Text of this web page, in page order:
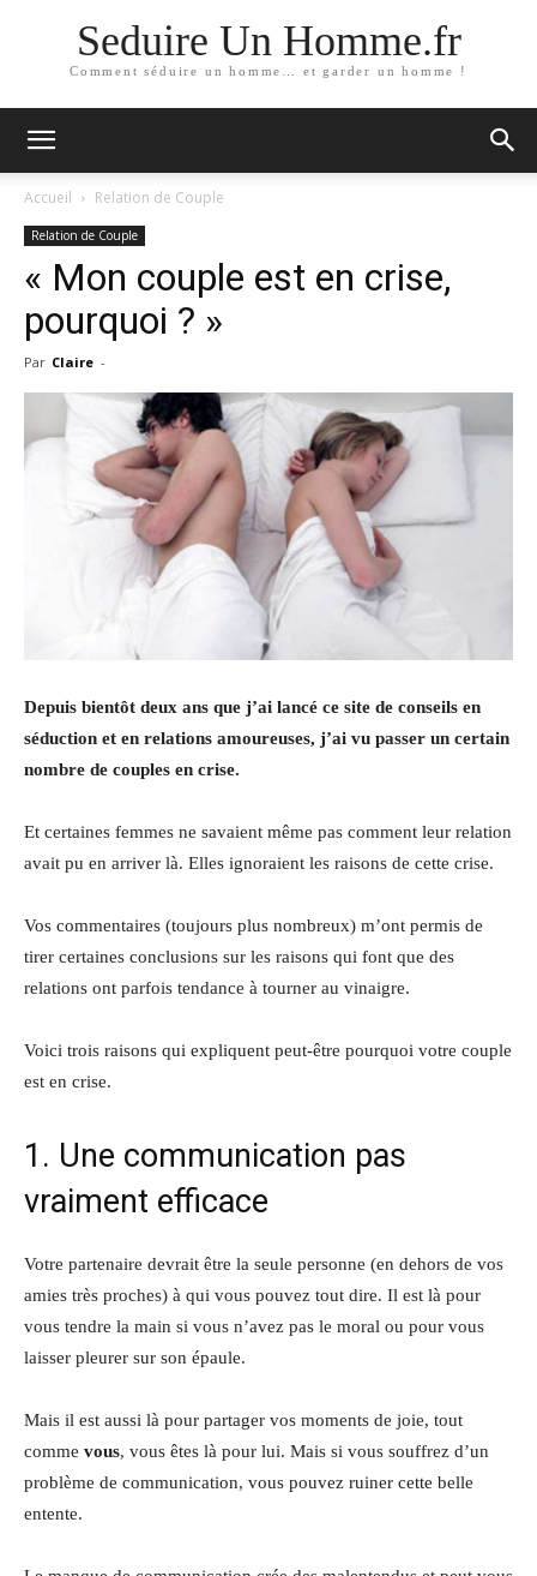
Seduire Un Homme.fr
Comment séduire un homme… et garder un homme !
Accueil Relation de Couple
Relation de Couple
« Mon couple est en crise,
pourquoi ? »
Par Claire -
Depuis bientôt deux ans que j’ai lancé ce site de conseils en
séduction et en relations amoureuses, j’ai vu passer un certain
nombre de couples en crise.
Et certaines femmes ne savaient même pas comment leur relation
avait pu en arriver là. Elles ignoraient les raisons de cette crise.
Vos commentaires (toujours plus nombreux) m’ont permis de
tirer certaines conclusions sur les raisons qui font que des
relations ont parfois tendance à tourner au vinaigre.
Voici trois raisons qui expliquent peut-être pourquoi votre couple
est en crise.
1. Une communication pas
vraiment efficace
Votre partenaire devrait être la seule personne (en dehors de vos
amies très proches) à qui vous pouvez tout dire. Il est là pour
vous tendre la main si vous n’avez pas le moral ou pour vous
laisser pleurer sur son épaule.
Mais il est aussi là pour partager vos moments de joie, tout
comme vous, vous êtes là pour lui. Mais si vous souffrez d’un
problème de communication, vous pouvez ruiner cette belle
entente.